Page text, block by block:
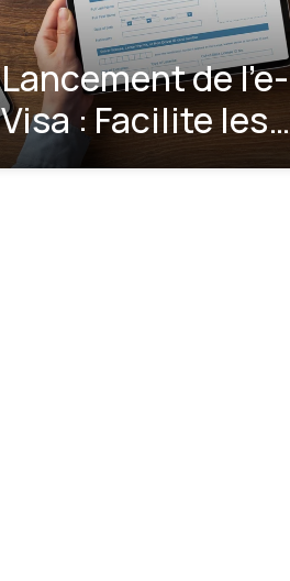
Lancement de l'e-
Visa : Facilite les
démarches pour